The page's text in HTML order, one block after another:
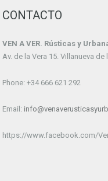
CONTACTO
VEN A VER. Rústicas y
Av. de la Vera 15. Villanueva de
Phone: +34 666 621 292
Email:
https://www.facebook.com/